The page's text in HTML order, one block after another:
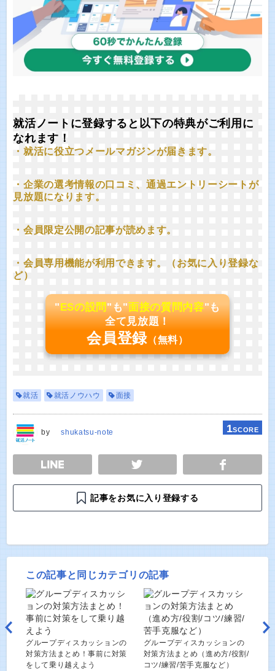
就活ノートに登録すると以下の特典がご利用に
なれます！
・就活に役立つメールマガジンが届きます。
・企業の選考情報の口コミ、通過エントリーシートが
見放題になります。
・会員限定公開の記事が読めます。
・会員専用機能が利用できます。（お気に入り登録な
ど）
"ESの設問"も"面接の質問内容"も
全て見放題！
会員登録 （無料）
就活 就活ノウハウ 面接
by shukatsu-note 1SCORE
TWEET
記事をお気に入り登録する
この記事と同じカテゴリの記事
グループディスカッションの
対策方法まとめ！事前に対策
をして乗り越えよう
グループディスカッションの
対策方法まとめ（進め方/役割/
コツ/練習/苦手克服など）